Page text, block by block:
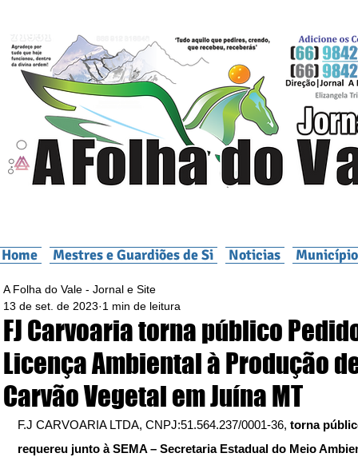
Home Mestres e Guardiões de Si Noticias
FJ Carvoaria torna público
Licença Ambiental à Produção
Carvão Vegetal em Juína MT
A Folha do Vale - Jornal e Site
13 de set. de 2023 1 min de leitura
F.J CARVOARIA LTDA, CNPJ:51.564.237/0001-36, torna
requereu junto à SEMA – Secretaria Estadual do Meio